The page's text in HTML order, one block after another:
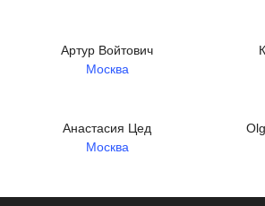
Артур Войтович
Москва
Анастасия Цед
Москва